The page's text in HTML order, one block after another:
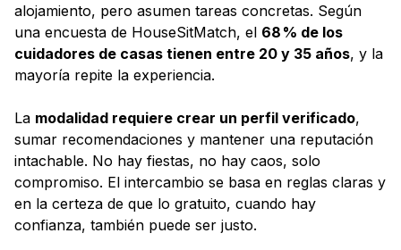
alojamiento, pero asumen tareas concretas. Según
una encuesta de HouseSitMatch, el 68 % de los
cuidadores de casas tienen entre 20 y 35 años, y la
mayoría repite la experiencia.
La modalidad requiere crear un perfil verificado,
sumar recomendaciones y mantener una reputación
intachable. No hay fiestas, no hay caos, solo
compromiso. El intercambio se basa en reglas claras y
en la certeza de que lo gratuito, cuando hay
confianza, también puede ser justo.